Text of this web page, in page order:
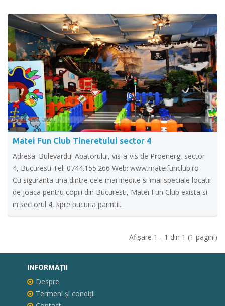
Matei Fun Club Tineretului sector 4
Adresa: Bulevardul Abatorului, vis-a-vis de Proenerg, sector
4, Bucuresti Tel: 0744.155.266 Web: www.mateifunclub.ro
Cu siguranta una dintre cele mai inedite si mai speciale locatii
de joaca pentru copiii din Bucuresti, Matei Fun Club exista si
in sectorul 4, spre bucuria parintil..
Afişare 1 - 1 din 1 (1 pagini)
INFORMAŢII
Despre
Termeni și condiții